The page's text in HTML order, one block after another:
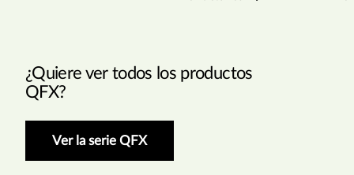
¿Quiere ver todos los productos
QFX?
Ver la serie QFX